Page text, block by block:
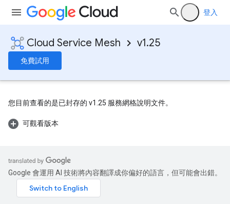
登入
Cloud Service Mesh v1.25
免費試用
您目前查看的是已封存的 v1.25 服務網格說明文件。
可觀看版本
Google 會運用 AI 技術將內容翻譯成你偏好的語言，但可能會出錯。